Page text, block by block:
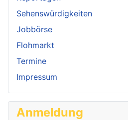
Sehenswürdigkeiten
Jobbörse
Flohmarkt
Termine
Impressum
Anmeldung